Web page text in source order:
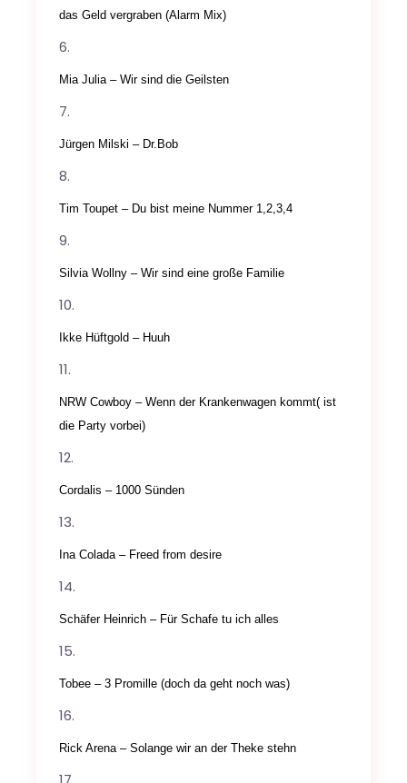
das Geld vergraben (Alarm Mix)
Mia Julia – Wir sind die Geilsten
Jürgen Milski – Dr.Bob
Tim Toupet – Du bist meine Nummer 1,2,3,4
Silvia Wollny – Wir sind eine große Familie
Ikke Hüftgold – Huuh
NRW Cowboy – Wenn der Krankenwagen kommt( ist
die Party vorbei)
Cordalis – 1000 Sünden
Ina Colada – Freed from desire
Schäfer Heinrich – Für Schafe tu ich alles
Tobee – 3 Promille (doch da geht noch was)
Rick Arena – Solange wir an der Theke stehn